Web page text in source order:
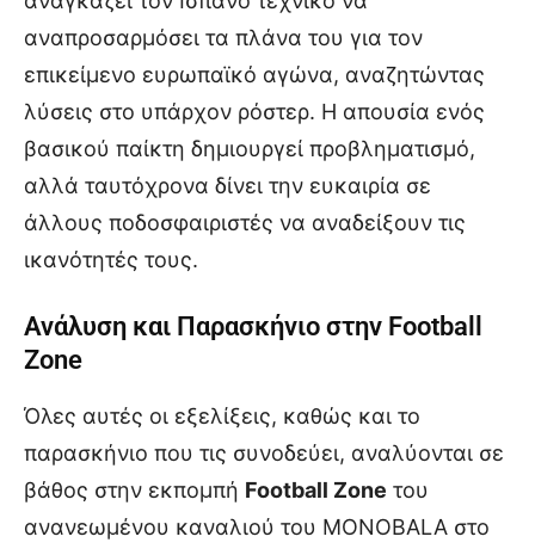
αναπροσαρμόσει τα πλάνα του για τον
επικείμενο ευρωπαϊκό αγώνα, αναζητώντας
λύσεις στο υπάρχον ρόστερ. Η απουσία ενός
βασικού παίκτη δημιουργεί προβληματισμό,
αλλά ταυτόχρονα δίνει την ευκαιρία σε
άλλους ποδοσφαιριστές να αναδείξουν τις
ικανότητές τους.
Ανάλυση και Παρασκήνιο στην Football
Zone
Όλες αυτές οι εξελίξεις, καθώς και το
παρασκήνιο που τις συνοδεύει, αναλύονται σε
βάθος στην εκπομπή Football Zone του
ανανεωμένου καναλιού του MONOBALA στο